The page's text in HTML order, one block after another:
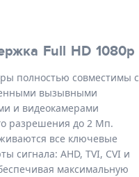
Full HD 1080p
полностью совместимы с
вызывными
и видеокамерами
разрешения до 2 Мп.
все ключевые
сигнала: AHD, TVI, CVI и
максимальную